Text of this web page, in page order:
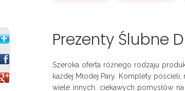
Prezenty Ślubne
Szeroka oferta różnego rodzaju
każdej Młodej Pary. Komplety
wiele innych, ciekawych pomysłów